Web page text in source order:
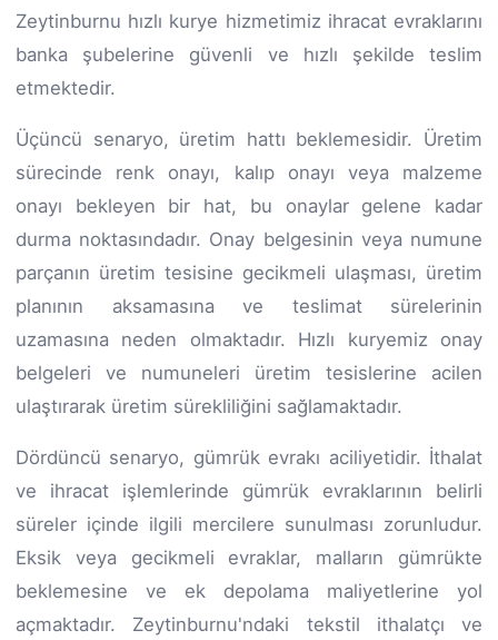
Zeytinburnu hızlı kurye hizmetimiz ihracat evraklarını
banka şubelerine güvenli ve hızlı şekilde teslim
etmektedir.
Üçüncü senaryo, üretim hattı beklemesidir. Üretim
sürecinde renk onayı, kalıp onayı veya malzeme
onayı bekleyen bir hat, bu onaylar gelene kadar
durma noktasındadır. Onay belgesinin veya numune
parçanın üretim tesisine gecikmeli ulaşması, üretim
planının aksamasına ve teslimat sürelerinin
uzamasına neden olmaktadır. Hızlı kuryemiz onay
belgeleri ve numuneleri üretim tesislerine acilen
ulaştırarak üretim sürekliliğini sağlamaktadır.
Dördüncü senaryo, gümrük evrakı aciliyetidir. İthalat
ve ihracat işlemlerinde gümrük evraklarının belirli
süreler içinde ilgili mercilere sunulması zorunludur.
Eksik veya gecikmeli evraklar, malların gümrükte
beklemesine ve ek depolama maliyetlerine yol
açmaktadır. Zeytinburnu'ndaki tekstil ithalatçı ve